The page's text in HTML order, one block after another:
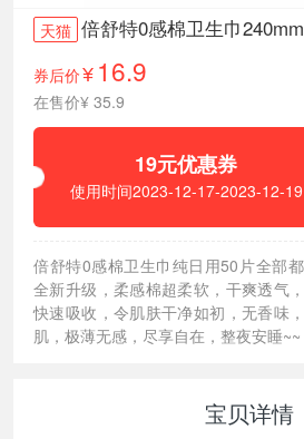
天猫 倍舒特0感棉卫生巾
券后价¥ 16.9
在售价¥ 35.9
19元优惠券
使用时间2023-12-17-2023-12-19
倍舒特0感棉卫生巾纯日用50片全部
全新升级，柔感棉超柔软，干爽透气
快速吸收，令肌肤干净如初，无香味
肌，极薄无感，尽享自在，整夜安睡~~
宝贝详情